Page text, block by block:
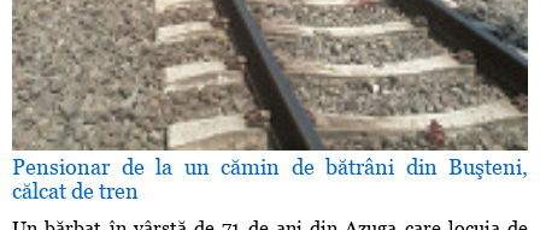
Pensionar de la un cămin de bătrâni din Buşteni,
călcat de tren